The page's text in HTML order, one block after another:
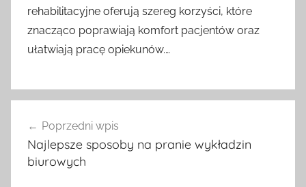
rehabilitacyjne oferują szereg korzyści, które
znacząco poprawiają komfort pacjentów oraz
ułatwiają pracę opiekunów.…
wpisu
Poprzedni wpis
Najlepsze sposoby na pranie wykładzin
biurowych